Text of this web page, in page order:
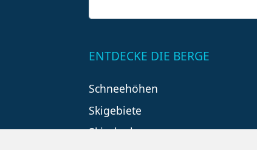
ENTDECKE DIE BERGE
Schneehöhen
Skigebiete
Skiurlaub